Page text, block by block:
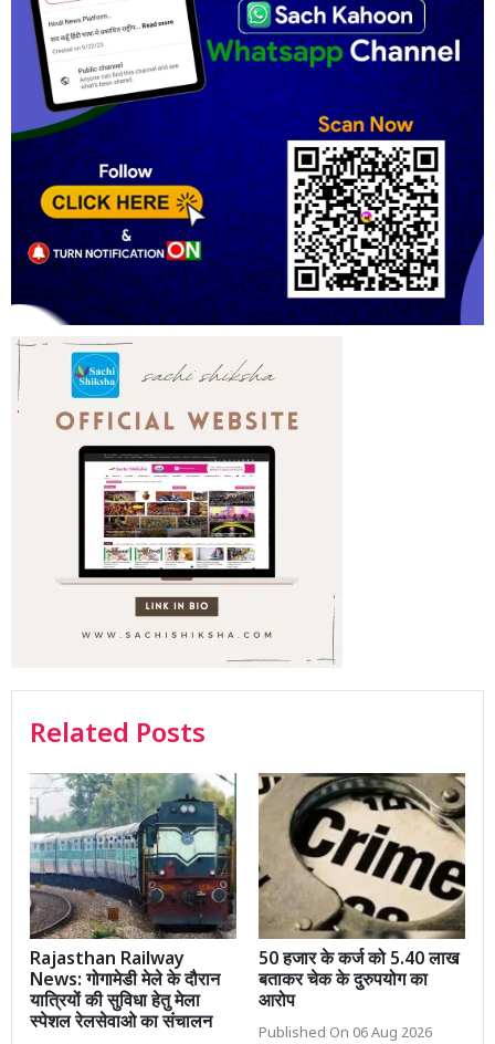
Related Posts
Rajasthan Railway
News: गोगामेडी मेले के दौरान
यात्रियों की सुविधा हेतु मेला
स्पेशल रेलसेवाओ का संचालन
50 हजार के कर्ज को 5.40 लाख
बताकर चेक के दुरुपयोग का
आरोप
Published On 06 Aug 2026